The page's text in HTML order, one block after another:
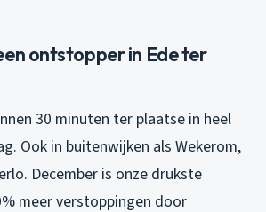
ontstopper in Ede ter
30 minuten ter plaatse in heel
Ook in buitenwijken als Wekerom,
December is onze drukste
meer verstoppingen door